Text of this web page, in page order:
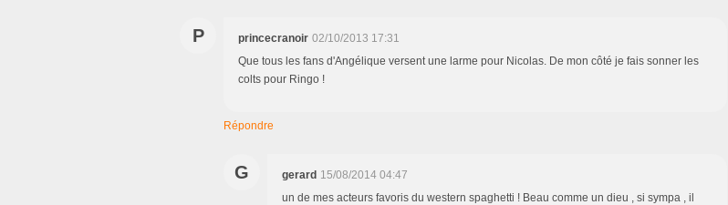
P princecranoir 02/10/2013 17:31
Que tous les fans d'Angélique versent une larme pour Nicolas. De mon côté je fais sonner les
colts pour Ringo !
Répondre
G gerard 15/08/2014 04:47
un de mes acteurs favoris du western spaghetti ! Beau comme un dieu , si sympa , il